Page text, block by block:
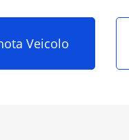
Veicolo